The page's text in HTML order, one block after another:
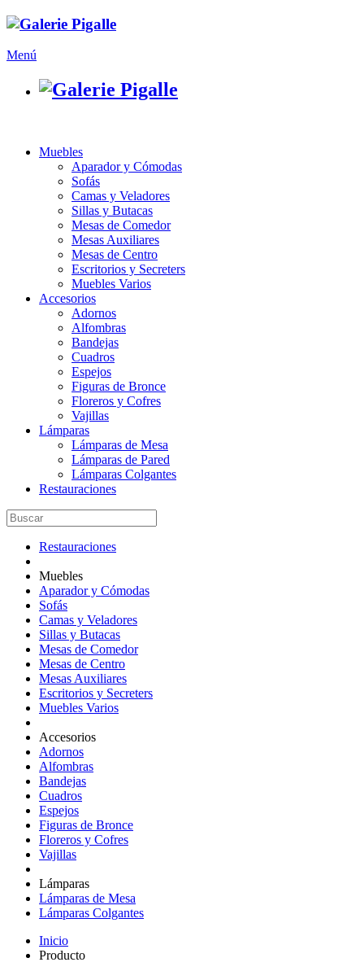
Menú
Muebles
Aparador y Cómodas
Sofás
Camas y Veladores
Sillas y Butacas
Mesas de Comedor
Mesas Auxiliares
Mesas de Centro
Escritorios y Secreters
Muebles Varios
Accesorios
Adornos
Alfombras
Bandejas
Cuadros
Espejos
Figuras de Bronce
Floreros y Cofres
Vajillas
Lámparas
Lámparas de Mesa
Lámparas de Pared
Lámparas Colgantes
Restauraciones
Restauraciones
Muebles
Aparador y Cómodas
Sofás
Camas y Veladores
Sillas y Butacas
Mesas de Comedor
Mesas de Centro
Mesas Auxiliares
Escritorios y Secreters
Muebles Varios
Accesorios
Adornos
Alfombras
Bandejas
Cuadros
Espejos
Figuras de Bronce
Floreros y Cofres
Vajillas
Lámparas
Lámparas de Mesa
Lámparas Colgantes
Inicio
Producto